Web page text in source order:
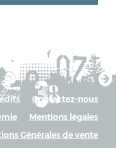
Contactez-nous
Mentions légales
Générales de vente